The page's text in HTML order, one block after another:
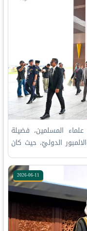
المسلمين، فضيلة
الدوليّ، حيث كان
2026-06-11